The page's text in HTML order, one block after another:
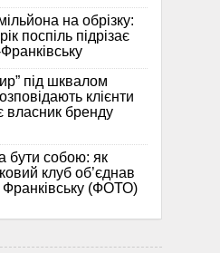
на обрізку:
поспіль підрізає
під шквалом
клієнти
власник бренду
бути собою: як
клуб об’єднав
Франківську (ФОТО)